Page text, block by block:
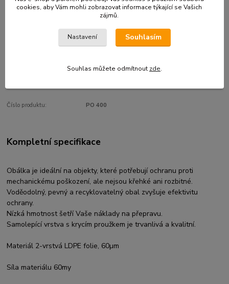
Přidat do košíku
Číslo produktu: PO 400
Kompletní specifikace
Obálka je ideální na objekty, které potřebují ochranu proti
mechanickému poškození, ale nejsou křehké ani rozbitné.
Voděodolný, pevný a recyklovatelný obal zvyšuje efektivitu
ochrany.
Nízká hmotnost šetří Vaše náklady na přepravu.
Samolepící vrstva s krycím proužkem je trvanlivá a kvalitní.
Materiál 2-vrstvá LDPE folie, 60µm
Síla materiálu 60my
cookies, aby Vám mohli zobrazovat informace týkající se Vašich
zájmů.
Nastavení Souhlasím
Souhlas můžete odmítnout zde.